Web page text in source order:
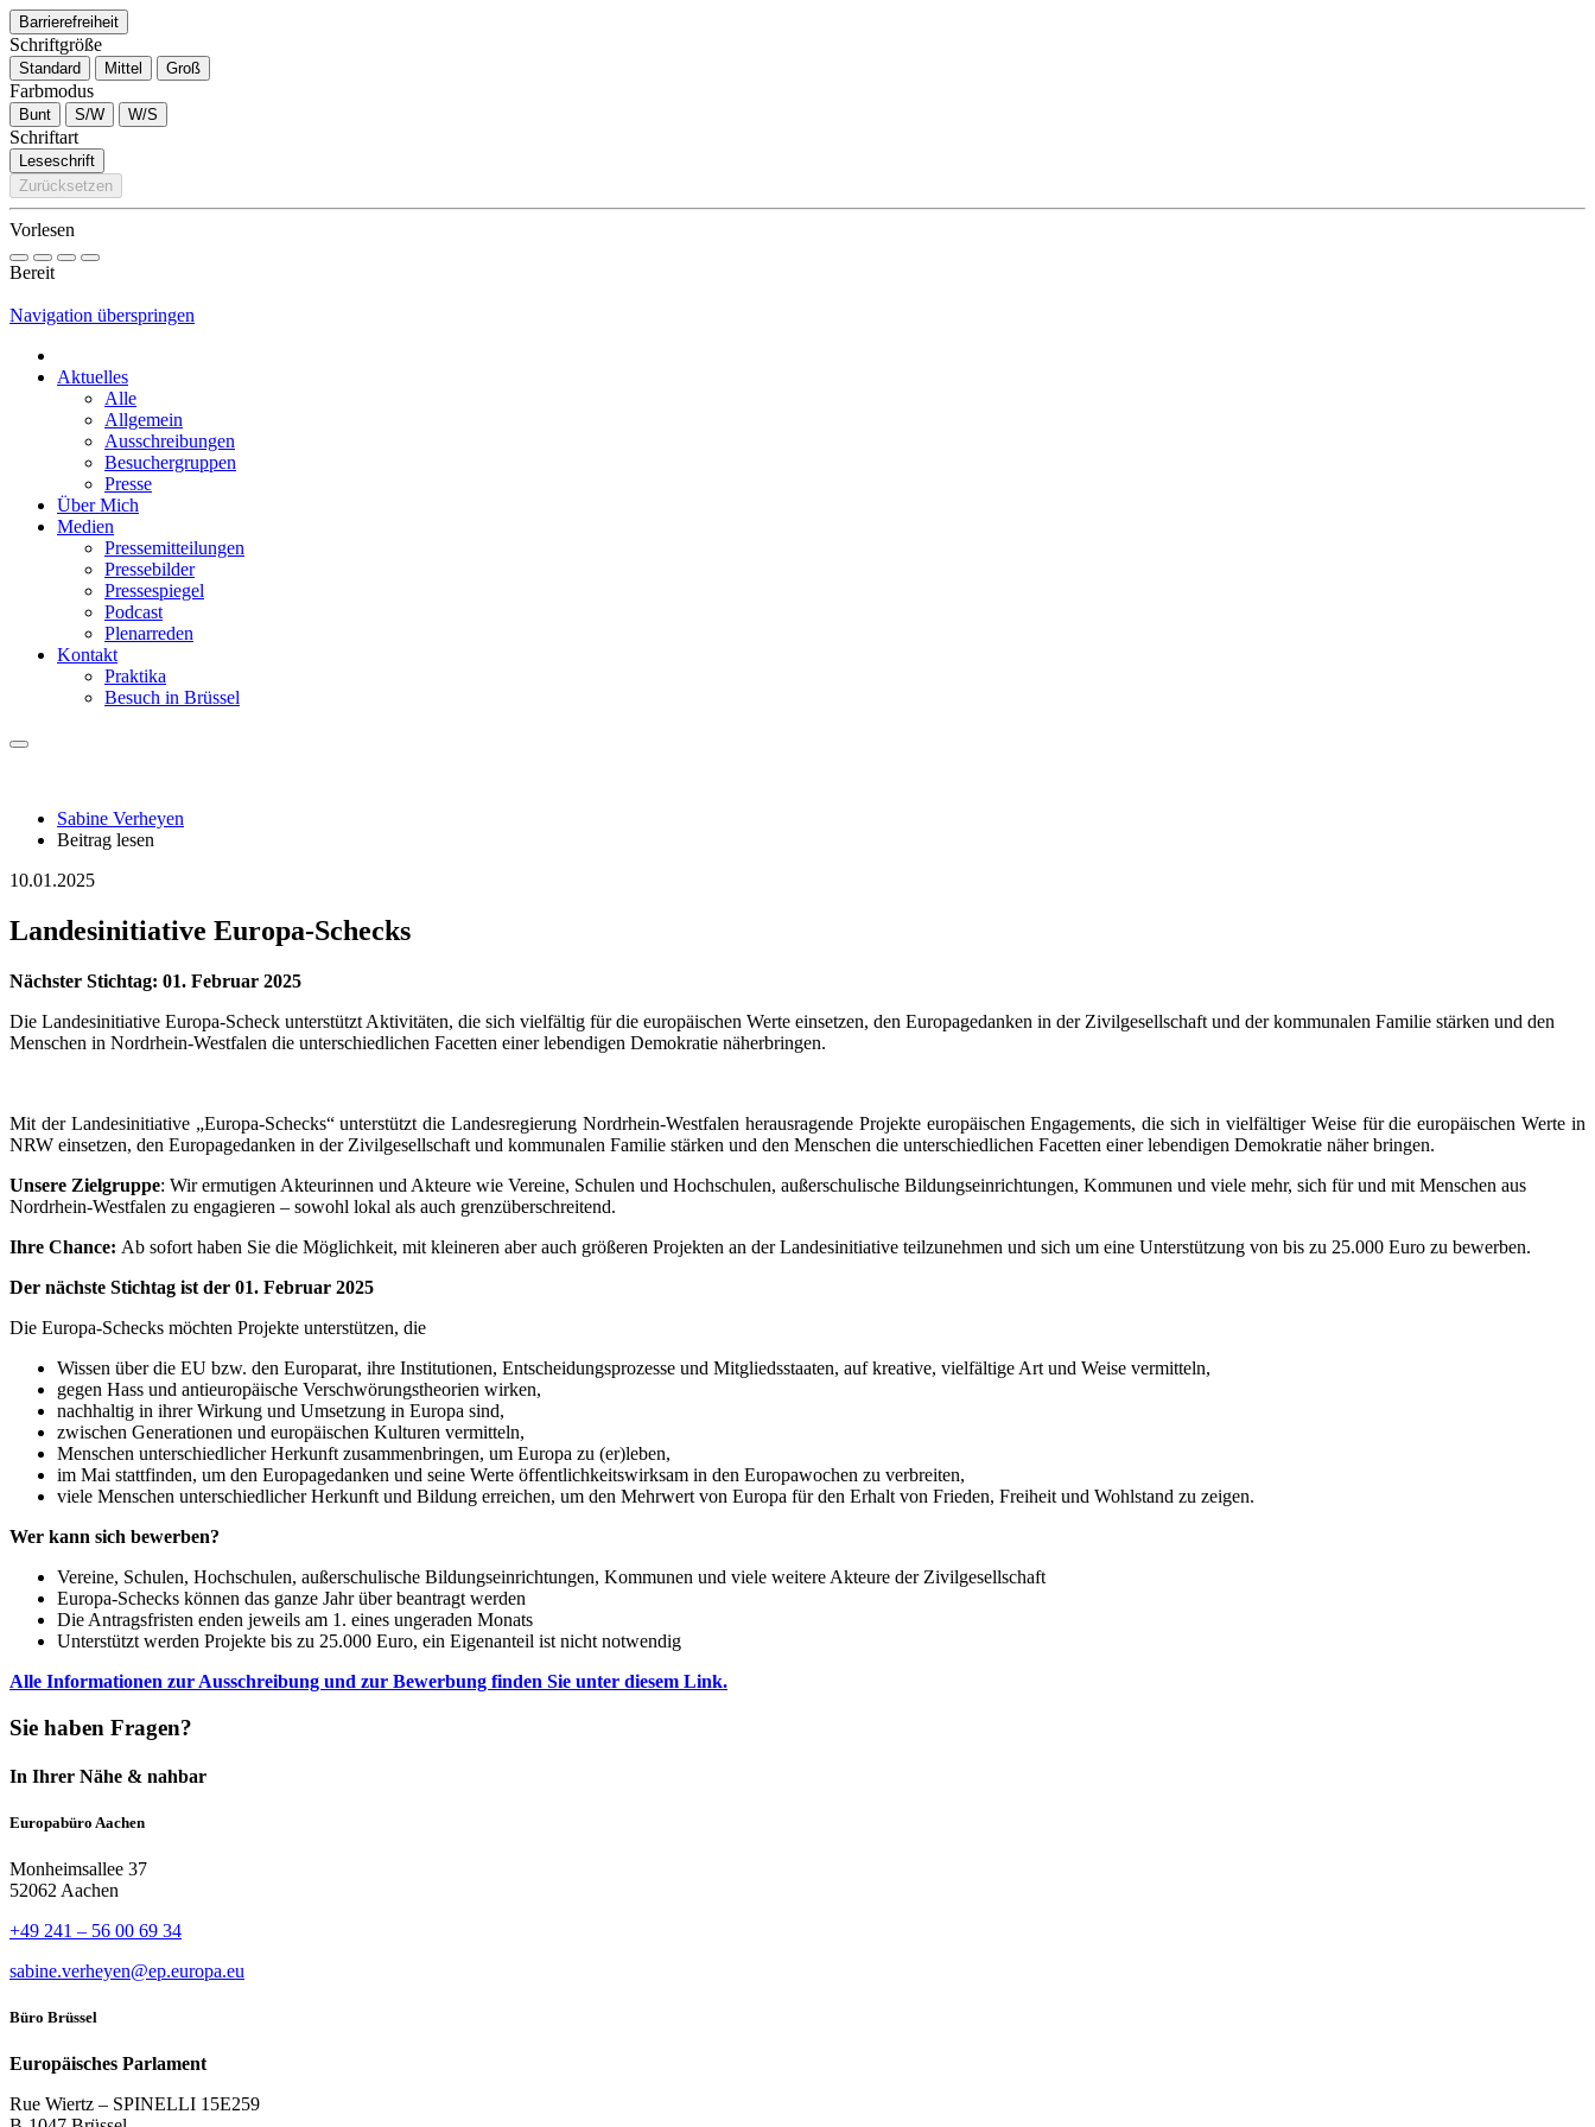
Barrierefreiheit
Schriftgröße
Standard Mittel Groß
Farbmodus
Bunt S/W W/S
Schriftart
Leseschrift
Zurücksetzen
Vorlesen
Bereit
Navigation überspringen
Aktuelles
Alle
Allgemein
Ausschreibungen
Besuchergruppen
Presse
Über Mich
Medien
Pressemitteilungen
Pressebilder
Pressespiegel
Podcast
Plenarreden
Kontakt
Praktika
Besuch in Brüssel
Sabine Verheyen
Beitrag lesen
10.01.2025
Landesinitiative Europa-Schecks
Nächster Stichtag: 01. Februar 2025
Die Landesinitiative Europa-Scheck unterstützt Aktivitäten, die sich vielfältig für die europäischen Werte einsetzen, den Europagedanken in der Zivilgesellschaft und der kommunalen Familie stärken und den
Menschen in Nordrhein-Westfalen die unterschiedlichen Facetten einer lebendigen Demokratie näherbringen.
Mit der Landesinitiative „Europa-Schecks“ unterstützt die Landesregierung Nordrhein-Westfalen herausragende Projekte europäischen Engagements, die sich in vielfältiger Weise für die europäischen Werte in
NRW einsetzen, den Europagedanken in der Zivilgesellschaft und kommunalen Familie stärken und den Menschen die unterschiedlichen Facetten einer lebendigen Demokratie näher bringen.
Unsere Zielgruppe: Wir ermutigen Akteurinnen und Akteure wie Vereine, Schulen und Hochschulen, außerschulische Bildungseinrichtungen, Kommunen und viele mehr, sich für und mit Menschen aus
Nordrhein-Westfalen zu engagieren – sowohl lokal als auch grenzüberschreitend.
Ihre Chance: Ab sofort haben Sie die Möglichkeit, mit kleineren aber auch größeren Projekten an der Landesinitiative teilzunehmen und sich um eine Unterstützung von bis zu 25.000 Euro zu bewerben.
Der nächste Stichtag ist der 01. Februar 2025
Die Europa-Schecks möchten Projekte unterstützen, die
Wissen über die EU bzw. den Europarat, ihre Institutionen, Entscheidungsprozesse und Mitgliedsstaaten, auf kreative, vielfältige Art und Weise vermitteln,
gegen Hass und antieuropäische Verschwörungstheorien wirken,
nachhaltig in ihrer Wirkung und Umsetzung in Europa sind,
zwischen Generationen und europäischen Kulturen vermitteln,
Menschen unterschiedlicher Herkunft zusammenbringen, um Europa zu (er)leben,
im Mai stattfinden, um den Europagedanken und seine Werte öffentlichkeitswirksam in den Europawochen zu verbreiten,
viele Menschen unterschiedlicher Herkunft und Bildung erreichen, um den Mehrwert von Europa für den Erhalt von Frieden, Freiheit und Wohlstand zu zeigen.
Wer kann sich bewerben?
Vereine, Schulen, Hochschulen, außerschulische Bildungseinrichtungen, Kommunen und viele weitere Akteure der Zivilgesellschaft
Europa-Schecks können das ganze Jahr über beantragt werden
Die Antragsfristen enden jeweils am 1. eines ungeraden Monats
Unterstützt werden Projekte bis zu 25.000 Euro, ein Eigenanteil ist nicht notwendig
Alle Informationen zur Ausschreibung und zur Bewerbung finden Sie unter diesem Link.
Sie haben Fragen?
In Ihrer Nähe & nahbar
Europabüro Aachen
Monheimsallee 37
52062 Aachen
+49 241 – 56 00 69 34
sabine.verheyen@ep.europa.eu
Büro Brüssel
Europäisches Parlament
Rue Wiertz – SPINELLI 15E259